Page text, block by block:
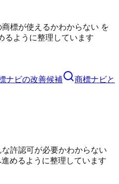
標が使えるかわからない を
るように整理しています
ナビの改善候補 商標ナビと
許認可が必要かわからない
めるように整理しています